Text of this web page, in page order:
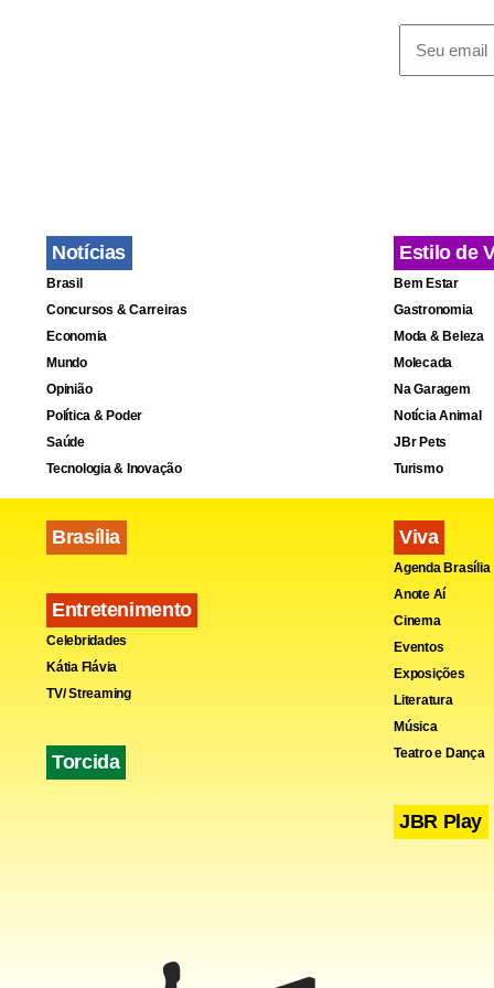
em conta
Atual
Grande
O Alto
o único a
Notícias
Brasil
Concursos & Carreiras
Economia
Mundo
Opinião
Política & Poder
Saúde
Tecnologia & Inovação
Brasília
Entretenimento
Celebridades
Kátia Flávia
TV/ Streaming
Torcida
Estilo de
Bem Estar
Gastronomia
Moda & Beleza
Molecada
Na Garagem
Notícia Animal
JBr Pets
Turismo
Viva
Agenda Brasília
Anote Aí
Cinema
Eventos
Exposições
Literatura
Música
Teatro e Dança
JBR Play